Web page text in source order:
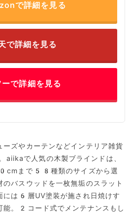
で詳細を見る
で詳細を見る
ーで詳細を見る
ーズやカーテンなどインテリア雑貨
aiikaで人気の木製ブラインドは、
まで58種類のサイズから選
バスウッドを一枚無垢のスラット
には6層UV塗装が施され日焼けす
能。2コード式でメンテナンスもし